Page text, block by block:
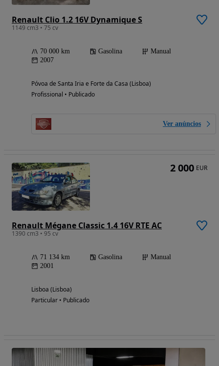
Renault Clio 1.2 16V Dynamique S
1149 cm3 • 75 cv
70 000 km Gasolina
Manual
2007
Póvoa de Santa Iria e Forte da Casa (Lisboa)
Profissional • Publicado
Ver anúncios
Renault Mégane Classic 1.4 16V RTE AC
1390 cm3 • 95 cv
71 134 km Gasolina
Manual
2001
Lisboa (Lisboa)
Particular • Publicado
2 000 EUR